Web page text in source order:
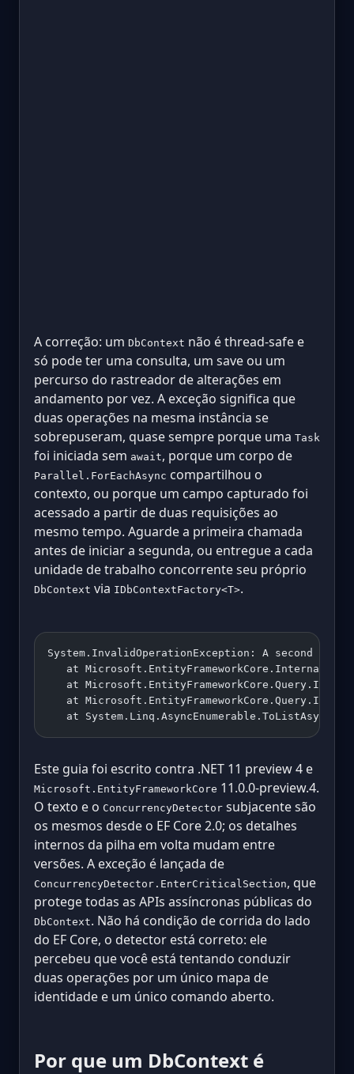
A correção: um DbContext não é thread-safe e
só pode ter uma consulta, um save ou um
percurso do rastreador de alterações em
andamento por vez. A exceção significa que
duas operações na mesma instância se
sobrepuseram, quase sempre porque uma Task
foi iniciada sem await, porque um corpo de
Parallel.ForEachAsync compartilhou o
contexto, ou porque um campo capturado foi
acessado a partir de duas requisições ao
mesmo tempo. Aguarde a primeira chamada
antes de iniciar a segunda, ou entregue a cada
unidade de trabalho concorrente seu próprio
DbContext via IDbContextFactory<T>.
System.InvalidOperationException: A second
at
at
at
at
Este guia foi escrito contra .NET 11 preview 4 e
Microsoft.EntityFrameworkCore 11.0.0-preview.4.
O texto e o ConcurrencyDetector subjacente são
os mesmos desde o EF Core 2.0; os detalhes
internos da pilha em volta mudam entre
versões. A exceção é lançada de
ConcurrencyDetector.EnterCriticalSection, que
protege todas as APIs assíncronas públicas do
DbContext. Não há condição de corrida do lado
do EF Core, o detector está correto: ele
percebeu que você está tentando conduzir
duas operações por um único mapa de
identidade e um único comando aberto.
Por que um DbContext é